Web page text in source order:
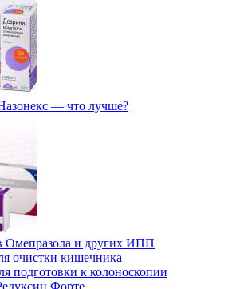
— что лучше?
Омепразола и других ИПП
подготовки к колоноскопии